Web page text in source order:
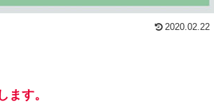
2020.02.22
す。